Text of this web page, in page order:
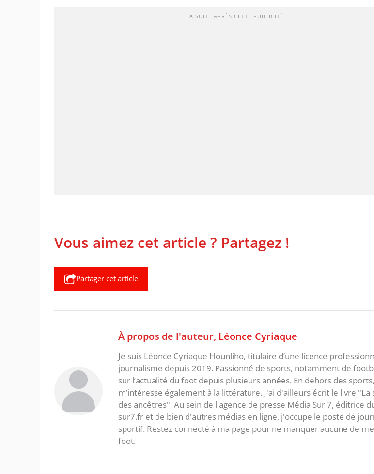
LA SUITE APRÈS CETTE PUBLICITÉ
Vous aimez cet article ? Partagez !
Partager cet article
À propos de l'auteur, Léonce Cyriaque
Je suis Léonce Cyriaque Hounliho, titulaire d’une licence
journalisme depuis 2019. Passionné de sports, notamment de
sur l’actualité du foot depuis plusieurs années. En dehors des
m’intéresse également à la littérature. J'ai d'ailleurs écrit le livre "La
des ancêtres". Au sein de l'agence de presse Média Sur 7, éditrice
sur7.fr et de bien d'autres médias en ligne, j'occupe le poste de
sportif. Restez connecté à ma page pour ne manquer aucune de
foot.